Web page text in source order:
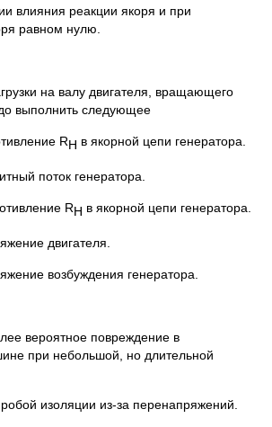
влияния реакции якоря и при
равном нулю.
на валу двигателя, вращающего
выполнить следующее
RН в якорной цепи генератора.
поток генератора.
RН в якорной цепи генератора.
двигателя.
возбуждения генератора.
вероятное повреждение в
при небольшой, но длительной
изоляции из-за перенапряжений.